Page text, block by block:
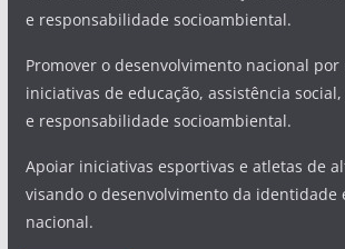
e responsabilidade socioambiental.
Promover o desenvolvimento nacional por
iniciativas de educação, assistência
e responsabilidade socioambiental.
Apoiar iniciativas esportivas e atletas de
visando o desenvolvimento da identidade
nacional.